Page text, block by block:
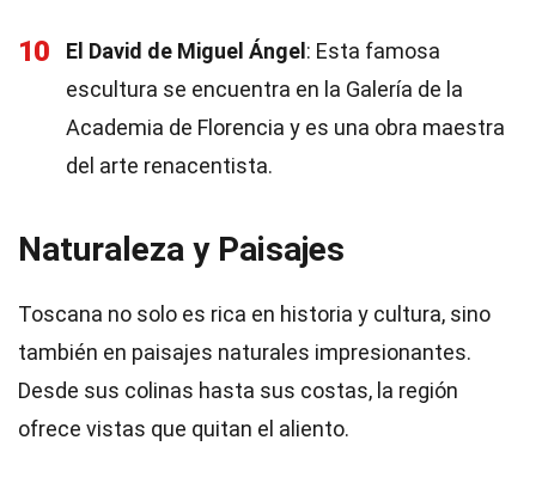
10 El David de Miguel Ángel : Esta famosa
escultura se encuentra en la Galería de la
Academia de Florencia y es una obra maestra
del arte renacentista.
Naturaleza y Paisajes
Toscana no solo es rica en historia y cultura, sino
también en paisajes naturales impresionantes.
Desde sus colinas hasta sus costas, la región
ofrece vistas que quitan el aliento.